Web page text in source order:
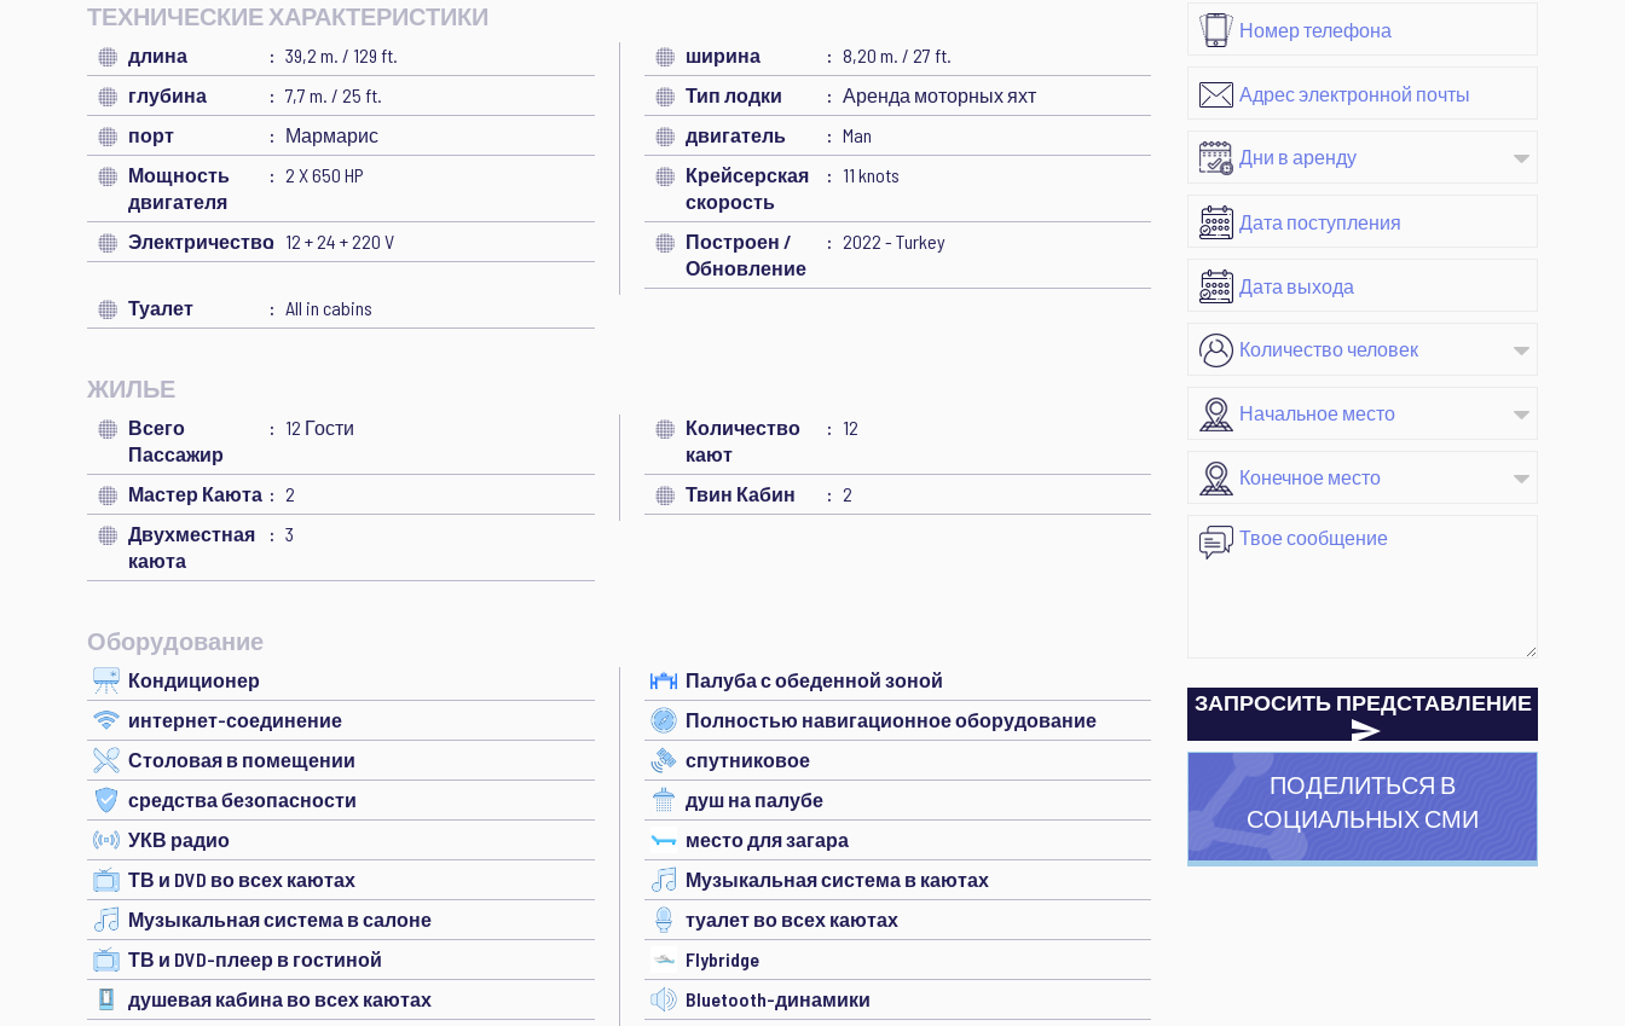
ТЕХНИЧЕСКИЕ ХАРАКТЕРИСТИКИ
длина 39,2 m. / 129 ft. ширина
8,20 m. / 27 ft.
глубина
7,7 m. / 25 ft. Тип лодки
Аренда моторных яхт
порт
Мармарис двигатель
Man
Мощность
двигателя
2 X 650 HP
Крейсерская
скорость
11 knots
Электричество 12 + 24 + 220 V
Построен /
Обновление
2022 - Turkey
Туалет All in cabins
ЖИЛЬЕ
Всего
Пассажир
12 Гости
Количество
кают
12
Мастер Каюта 2 Твин Кабин
2
Двухместная
каюта
3
Оборудование
Кондиционер
Палуба с обеденной зоной
интернет-соединение
Полностью навигационное оборудование
Столовая в помещении
спутниковое
средства безопасности
душ на палубе
УКВ радио
место для загара
ТВ и DVD во всех каютах
Музыкальная система в каютах
Музыкальная система в салоне
туалет во всех каютах
ТВ и DVD-плеер в гостиной
Flybridge
душевая кабина во всех каютах
Bluetooth-динамики
ЗАПРОСИТЬ ПРЕДСТАВЛЕНИЕ
ПОДЕЛИТЬСЯ В
СОЦИАЛЬНЫХ СМИ